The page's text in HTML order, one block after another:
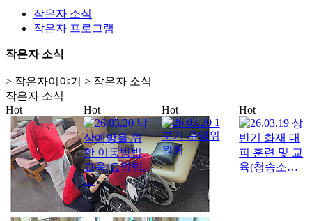
작은자 소식
작은자 프로그램
작은자 소식
> 작은자이야기 > 작은자 소식
작은자 소식
Hot
Hot Hot Hot